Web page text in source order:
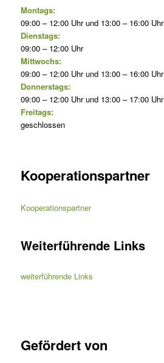
Montags:
09:00 – 12:00 Uhr und 13:00 – 16:00 Uhr
Dienstags:
09:00 – 12:00 Uhr
Mittwochs:
09:00 – 12:00 Uhr und 13:00 – 16:00 Uhr
Donnerstags:
09:00 – 12:00 Uhr und 13:00 – 17:00 Uhr
Freitags:
geschlossen
Kooperationspartner
Kooperationspartner
Weiterführende Links
weiterführende Links
Gefördert von